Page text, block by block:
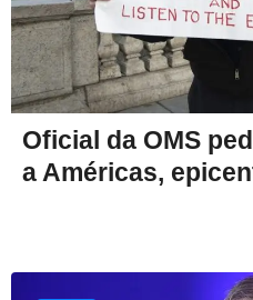
Oficial da OMS
a Américas,